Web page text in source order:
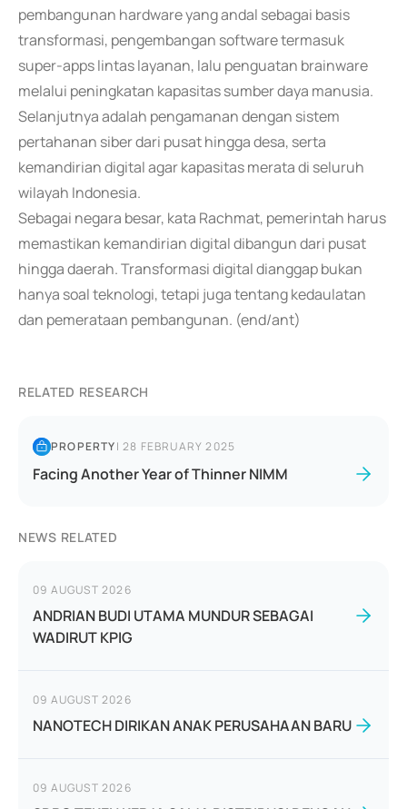
pembangunan hardware yang andal sebagai basis
transformasi, pengembangan software termasuk
super-apps lintas layanan, lalu penguatan brainware
melalui peningkatan kapasitas sumber daya manusia.
Selanjutnya adalah pengamanan dengan sistem
pertahanan siber dari pusat hingga desa, serta
kemandirian digital agar kapasitas merata di seluruh
wilayah Indonesia.
Sebagai negara besar, kata Rachmat, pemerintah harus
memastikan kemandirian digital dibangun dari pusat
hingga daerah. Transformasi digital dianggap bukan
hanya soal teknologi, tetapi juga tentang kedaulatan
dan pemerataan pembangunan. (end/ant)
RELATED RESEARCH
PROPERTY|28 FEBRUARY 2025
Facing Another Year of Thinner NIMM
NEWS RELATED
09 AUGUST 2026
ANDRIAN BUDI UTAMA MUNDUR SEBAGAI
WADIRUT KPIG
09 AUGUST 2026
NANOTECH DIRIKAN ANAK PERUSAHAAN BARU
09 AUGUST 2026